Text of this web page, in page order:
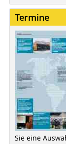
Termine
Sie eine